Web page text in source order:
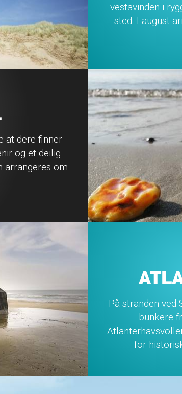
vestavinden i
sted. I august
at dere finner
og et deilig
arrangeres om
På stranden ved
bunkere
for